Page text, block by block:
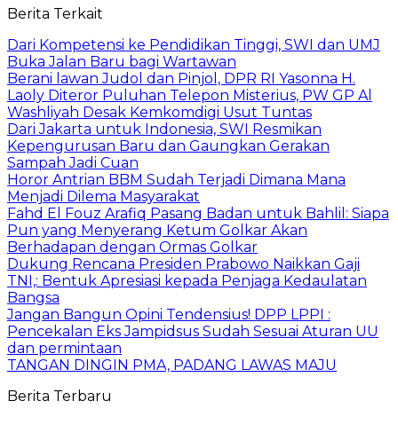
Berita Terkait
Dari Kompetensi ke Pendidikan Tinggi, SWI dan UMJ
Buka Jalan Baru bagi Wartawan
Berani lawan Judol dan Pinjol, DPR RI Yasonna H.
Laoly Diteror Puluhan Telepon Misterius, PW GP Al
Washliyah Desak Kemkomdigi Usut Tuntas
Dari Jakarta untuk Indonesia, SWI Resmikan
Kepengurusan Baru dan Gaungkan Gerakan
Sampah Jadi Cuan
Horor Antrian BBM Sudah Terjadi Dimana Mana
Menjadi Dilema Masyarakat
Fahd El Fouz Arafiq Pasang Badan untuk Bahlil: Siapa
Pun yang Menyerang Ketum Golkar Akan
Berhadapan dengan Ormas Golkar
Dukung Rencana Presiden Prabowo Naikkan Gaji
TNI,: Bentuk Apresiasi kepada Penjaga Kedaulatan
Bangsa
Jangan Bangun Opini Tendensius! DPP LPPI :
Pencekalan Eks Jampidsus Sudah Sesuai Aturan UU
dan permintaan
TANGAN DINGIN PMA, PADANG LAWAS MAJU
Berita Terbaru